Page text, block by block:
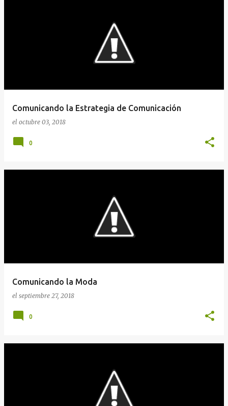
Comunicando la Estrategia de Comunicación
el octubre 03, 2018
0
Comunicando la Moda
el septiembre 27, 2018
0